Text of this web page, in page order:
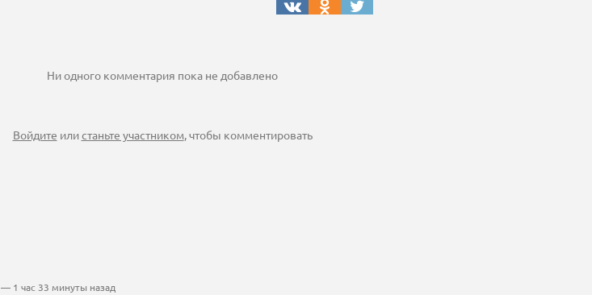
Ни одного комментария пока не добавлено
Войдите илистаньте участником, чтобы комментировать
— 1 час 33 минуты назад